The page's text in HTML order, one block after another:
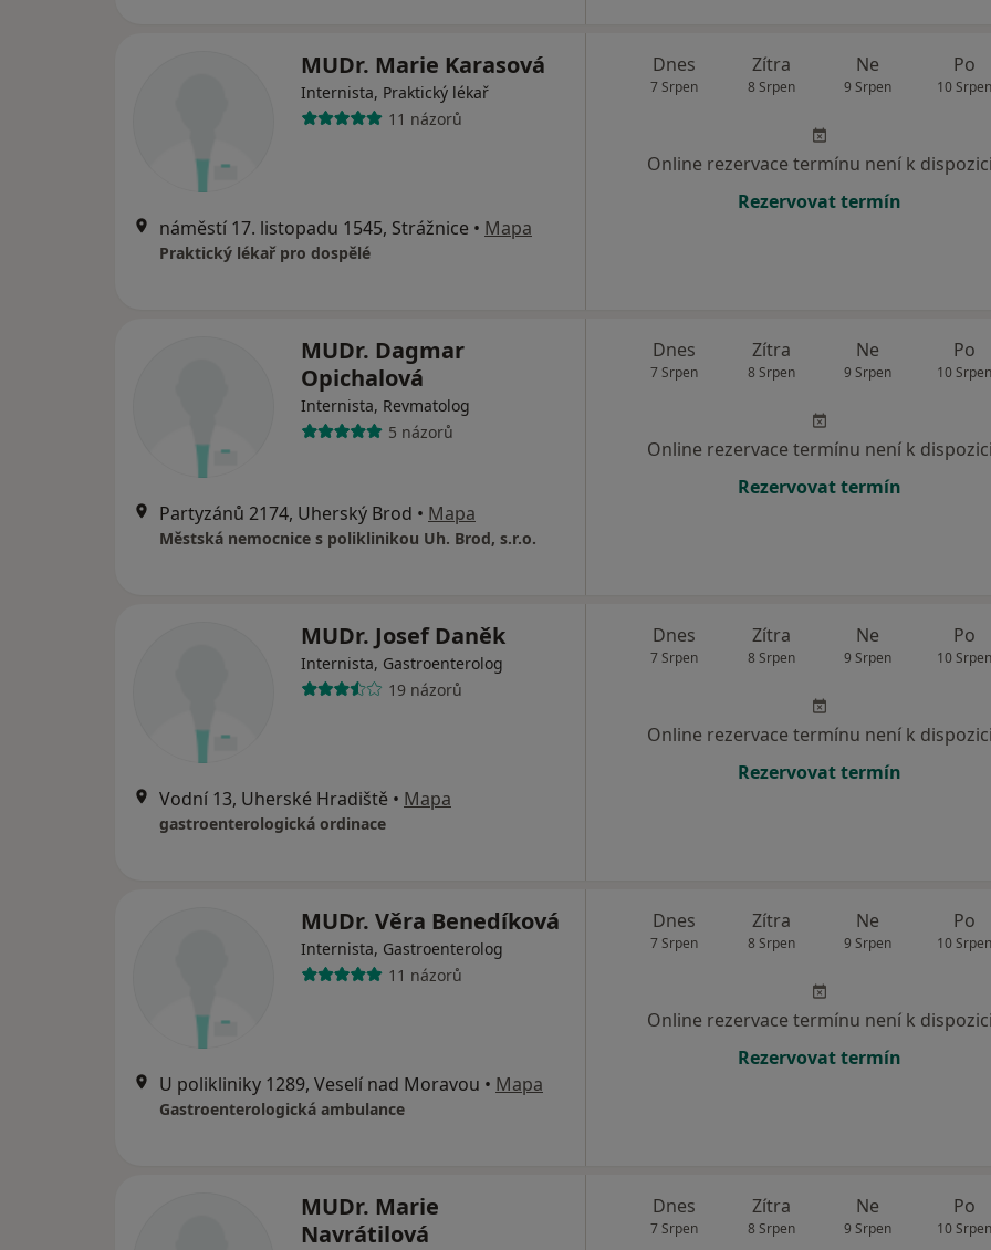
MUDr. Marie Karasová
Internista, Praktický lékař
11 názorů
náměstí 17. listopadu 1545, Strážnice • Mapa
Praktický lékař pro dospělé
Dnes
7 Srpen
Zítra
8 Srpen
Ne
9 Srpen
Po
10 Srpen
Online rezervace termínu není k dispozici
Rezervovat termín
MUDr. Dagmar
Opichalová
Internista, Revmatolog
5 názorů
Partyzánů 2174, Uherský Brod • Mapa
Městská nemocnice s poliklinikou Uh. Brod, s.r.o.
Dnes
7 Srpen
Zítra
8 Srpen
Ne
9 Srpen
Po
10 Srpen
Online rezervace termínu není k dispozici
Rezervovat termín
MUDr. Josef Daněk
Internista, Gastroenterolog
19 názorů
Vodní 13, Uherské Hradiště • Mapa
gastroenterologická ordinace
Dnes
7 Srpen
Zítra
8 Srpen
Ne
9 Srpen
Po
10 Srpen
Online rezervace termínu není k dispozici
Rezervovat termín
MUDr. Věra Benedíková
Internista, Gastroenterolog
11 názorů
U polikliniky 1289, Veselí nad Moravou • Mapa
Gastroenterologická ambulance
Dnes
7 Srpen
Zítra
8 Srpen
Ne
9 Srpen
Po
10 Srpen
Online rezervace termínu není k dispozici
Rezervovat termín
MUDr. Marie
Navrátilová
Dnes
7 Srpen
Zítra
8 Srpen
Ne
9 Srpen
Po
10 Srpen